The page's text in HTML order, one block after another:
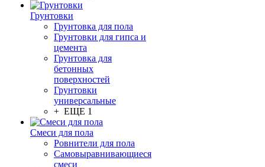
Грунтовки
Грунтовка для пола
Грунтовки для гипса и
цемента
Грунтовка для
бетонных
поверхностей
Грунтовки
универсальные
+ ЕЩЕ 1
Смеси для пола
Ровнители для пола
Самовыравнивающиеся
смеси